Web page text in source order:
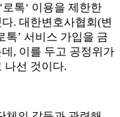
톡‘ 이용을 제한한
. 대한변호사협회(변
톡’ 서비스 가입을 금
, 이를 두고 공정위가
나선 것이다.